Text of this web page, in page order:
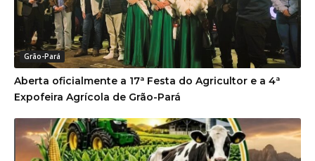
Grão-Pará
Aberta oficialmente a 17ª Festa do Agricultor e a 4ª
Expofeira Agrícola de Grão-Pará